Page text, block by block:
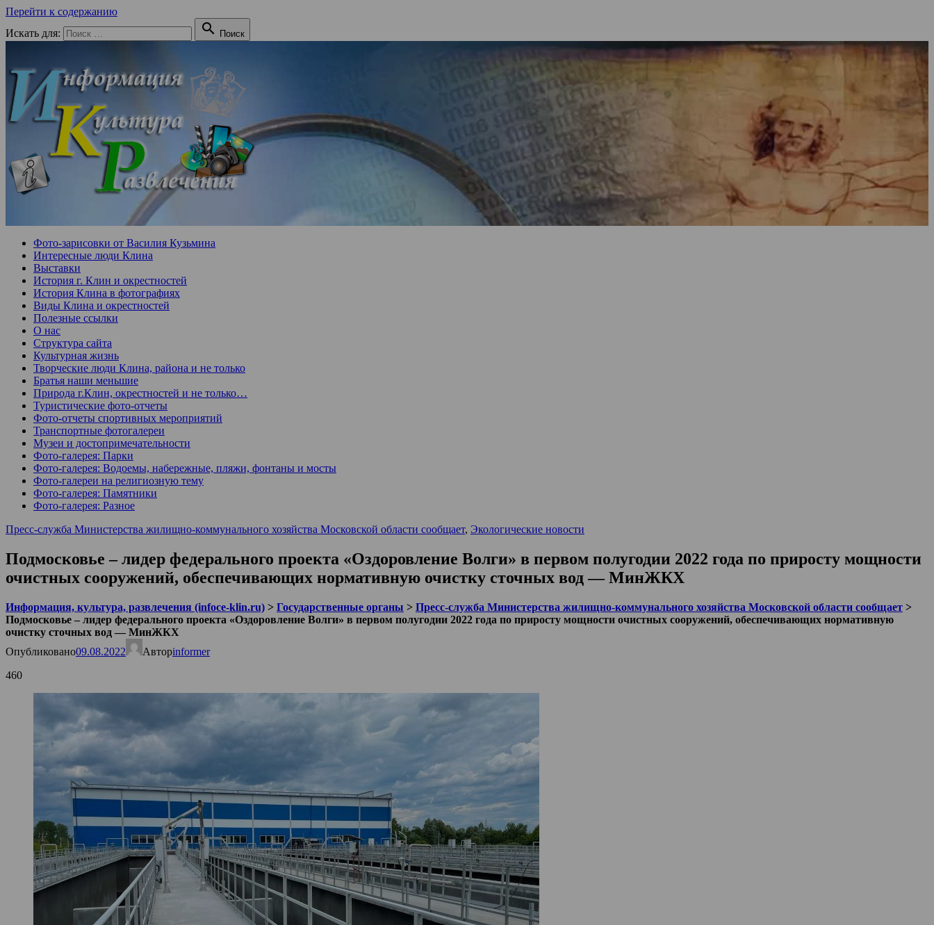
Перейти к содержанию
Искать для:
 Поиск
Фото-зарисовки от Василия Кузьмина
Интересные люди Клина
Выставки
История г. Клин и окрестностей
История Клина в фотографиях
Виды Клина и окрестностей
Полезные ссылки
О нас
Структура сайта
Культурная жизнь
Творческие люди Клина, района и не только
Братья наши меньшие
Природа г.Клин, окрестностей и не только…
Туристические фото-отчеты
Фото-отчеты спортивных мероприятий
Транспортные фотогалереи
Музеи и достопримечательности
Фото-галерея: Парки
Фото-галерея: Водоемы, набережные, пляжи, фонтаны и мосты
Фото-галереи на религиозную тему
Фото-галерея: Памятники
Фото-галерея: Разное
Пресс-служба Министерства жилищно-коммунального хозяйства Московской области сообщает, Экологические новости
Подмосковье – лидер федерального проекта «Оздоровление Волги» в первом полугодии 2022 года по приросту мощности
очистных сооружений, обеспечивающих нормативную очистку сточных вод — МинЖКХ
Информация, культура, развлечения (infoce-klin.ru) > Государственные органы > Пресс-служба Министерства жилищно-коммунального хозяйства Московской области сообщает >
Подмосковье – лидер федерального проекта «Оздоровление Волги» в первом полугодии 2022 года по приросту мощности очистных сооружений, обеспечивающих нормативную
очистку сточных вод — МинЖКХ
Опубликовано09.08.2022 Авторinformer
460